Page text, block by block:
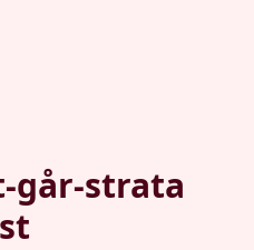
går-strata